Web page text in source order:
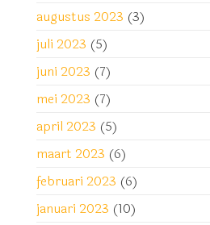
augustus 2023 (3)
juli 2023 (5)
juni 2023 (7)
mei 2023 (7)
april 2023 (5)
maart 2023 (6)
februari 2023 (6)
januari 2023 (10)